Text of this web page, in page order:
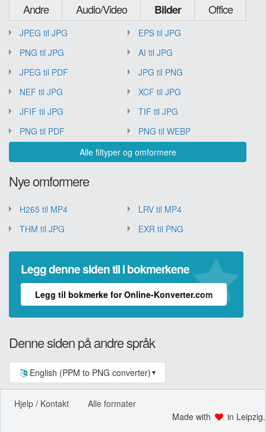
Andre Audio/Video Bilder Office
JPEG til JPG
EPS til JPG
PNG til JPG
AI til JPG
JPEG til PDF
JPG til PNG
NEF til JPG
XCF til JPG
JFIF til JPG
TIF til JPG
PNG til PDF
PNG til WEBP
Alle filtyper og omformere
Nye omformere
H265 til MP4
LRV til MP4
THM til JPG
EXR til PNG
Legg denne siden til i bokmerkene
Legg til bokmerke for Online-Konverter.com
Denne siden på andre språk
English (PPM to PNG converter) ▼
Hjelp / Kontakt
Alle formater
Made with
in Leipzig.